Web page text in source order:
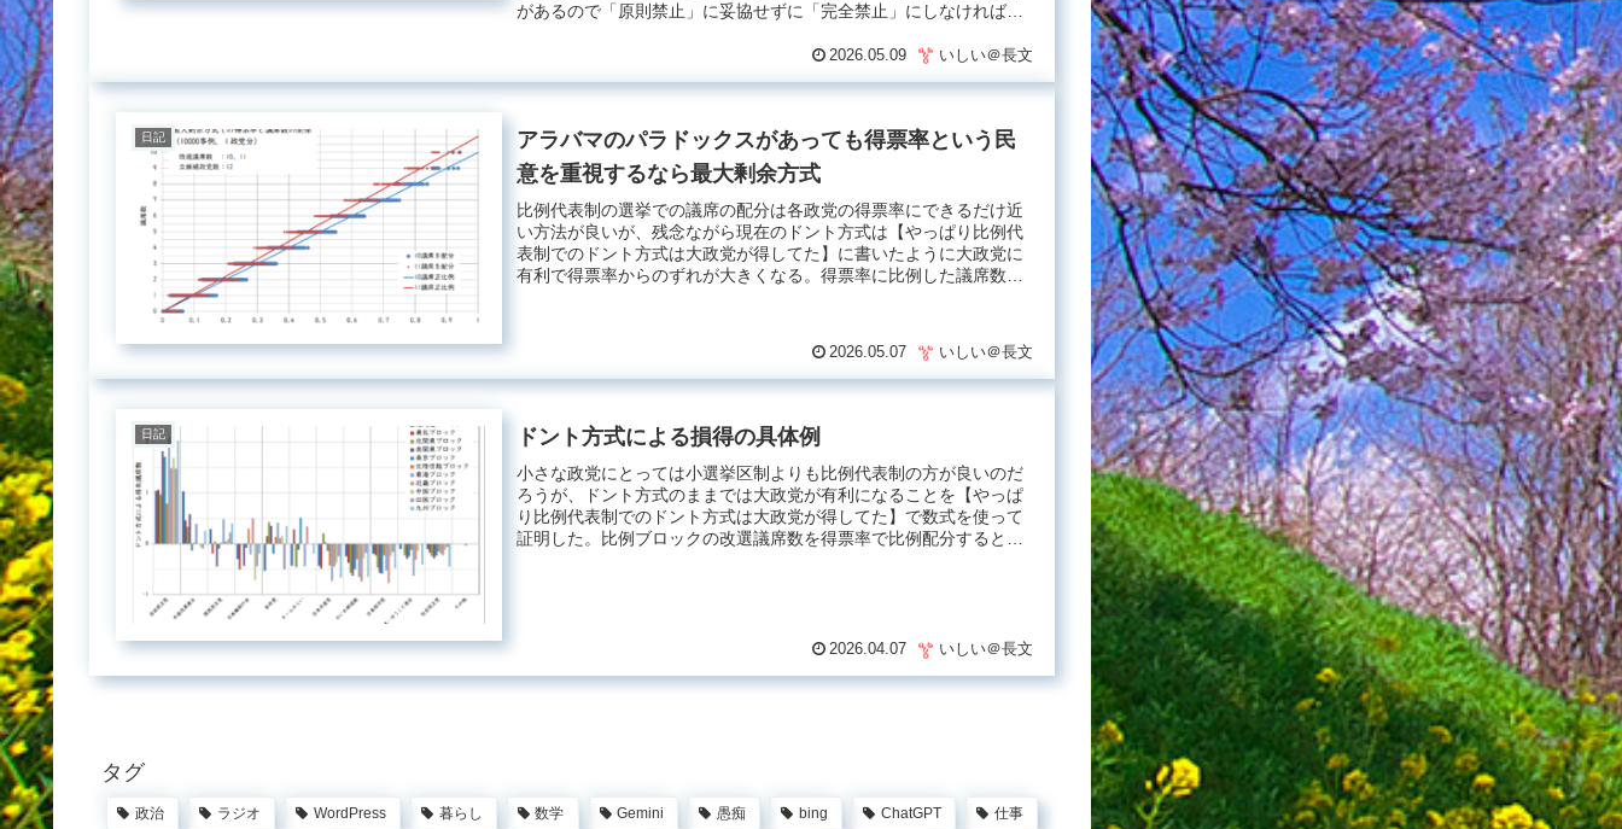
があるので「原則禁止」に妥協せずに「完全禁止」にしなければ
2026.05.09 いしい＠長文
日記
アラバマのパラドックスがあっても得票率という民
意を重視するなら最大剰余方式
比例代表制の選挙での議席の配分は各政党の得票率にできるだけ近
い方法が良いが、残念ながら現在のドント方式は【やっぱり比例代
表制でのドント方式は大政党が得してた】に書いたように大政党に
有利で得票率からのずれが大きくなる。得票率に比例した議席数
2026.05.07 いしい＠長文
日記 ドント方式による損得の具体例
小さな政党にとっては小選挙区制よりも比例代表制の方が良いのだ
ろうが、ドント方式のままでは大政党が有利になることを【やっぱ
り比例代表制でのドント方式は大政党が得してた】で数式を使って
証明した。比例ブロックの改選議席数を得票率で比例配分すると
2026.04.07 いしい＠長文
タグ
政治 ラジオ WordPress 暮らし 数学 Gemini 愚痴 bing ChatGPT 仕事